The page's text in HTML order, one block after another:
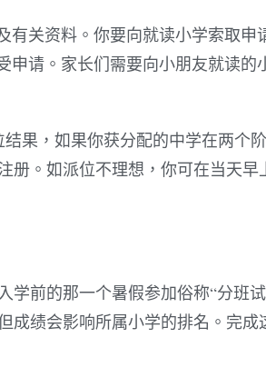
有关资料。你要向就读小学索取
申请。家长们需要向小朋友就读的
果，如果你获分配的中学在两个
册。如派位不理想，你可在当天
前的那一个暑假参加俗称“分班
成绩会影响所属小学的排名。完